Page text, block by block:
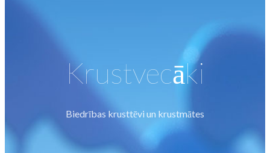
Krustvecāki
Biedrības krusttēvi un krustmātes